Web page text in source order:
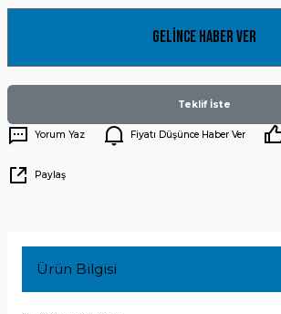
Gelince Haber Ver
Teklif İste
Yorum Yaz Fiyatı Düşünce Haber Ver
Paylaş
Ürün Bilgisi